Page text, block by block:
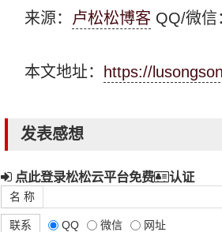
来源： 卢松松博客 QQ/微信
本文地址： https://
发表感想
点此登录松松云平台免费 认证
名 称
联系 QQ 微信 网址